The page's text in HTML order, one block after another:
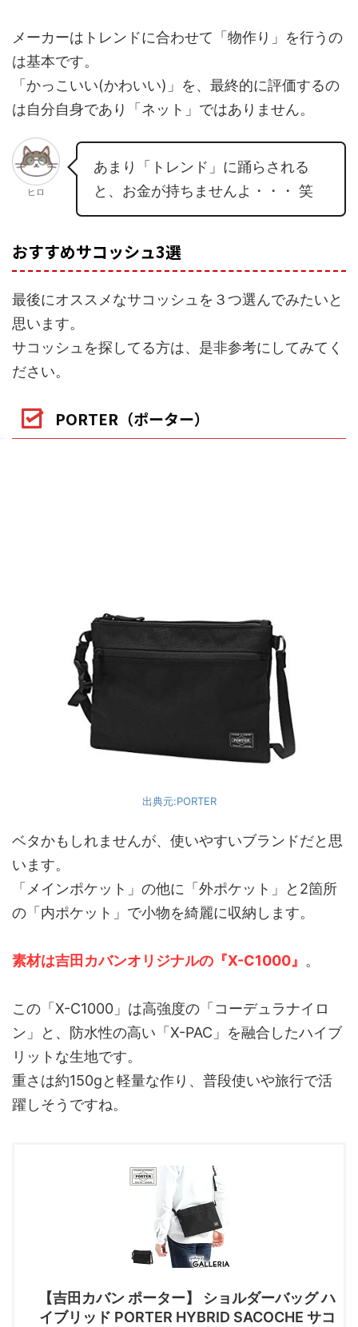
メーカーはトレンドに合わせて「物作り」を行うの
は基本です。
「かっこいい(かわいい)」を、最終的に評価するの
は自分自身であり「ネット」ではありません。
ヒロ
あまり「トレンド」に踊らされる
と、お金が持ちませんよ・・・ 笑
おすすめサコッシュ3選
最後にオススメなサコッシュを３つ選んでみたいと
思います。
サコッシュを探してる方は、是非参考にしてみてく
ださい。
PORTER（ポーター）
出典元:PORTER
ベタかもしれませんが、使いやすいブランドだと思
います。
「メインポケット」の他に「外ポケット」と2箇所
の「内ポケット」で小物を綺麗に収納します。
素材は吉田カバンオリジナルの『X-C1000』 。
この「X-C1000」は高強度の「コーデュラナイロ
ン」と、防水性の高い「X-PAC」を融合したハイブ
リットな生地です。
重さは約150gと軽量な作り、普段使いや旅行で活
躍しそうですね。
【吉田カバン ポーター】 ショルダーバッグ ハ
イブリッド PORTER HYBRID SACOCHE サコ